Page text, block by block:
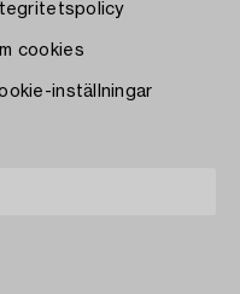
cookies
inställningar